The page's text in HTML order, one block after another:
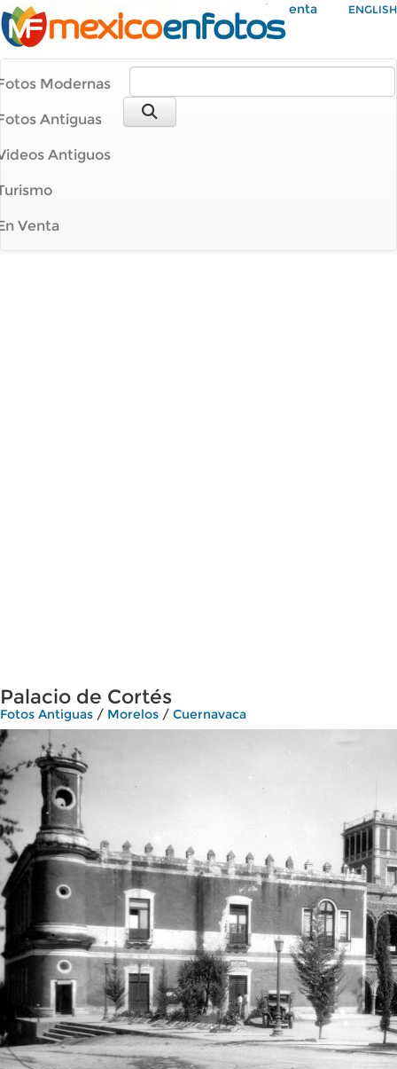
Mi Cuenta ENGLISH
Modernas
Antiguas
Antiguos
Venta
Palacio de Cortés
Fotos Antiguas / Morelos / Cuernavaca